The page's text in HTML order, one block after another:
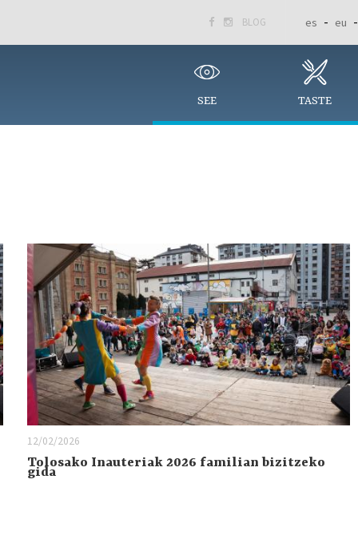
  BLOG es eu
SEE TASTE
12/02/2026
Tolosako Inauteriak 2026 familian bizitzeko
gida